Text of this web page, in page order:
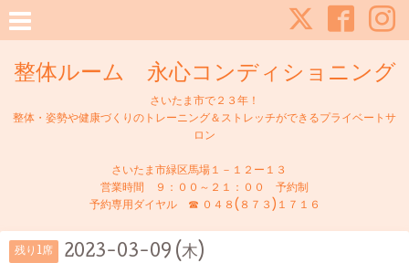
整体ルーム 永心コンディショニング
さいたま市で２３年！
整体・姿勢や健康づくりのトレーニング＆ストレッチができるプライベートサ
ロン
さいたま市緑区馬場１－１２ー１３
営業時間 ９：００～２１：００ 予約制
予約専用ダイヤル ☎ ０４８(８７３)１７１６
残り1席 2023-03-09 (木)